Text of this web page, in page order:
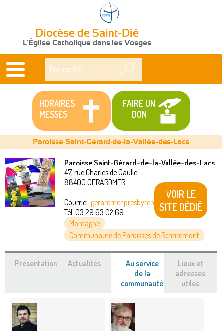
Diocèse de Saint-Dié
L'Église Catholique dans les Vosges
HORAIRES
MESSES
FAIRE UN
DON
Vous
êtes
Paroisse Saint-Gérard-de-la-Vallée-des-Lacs
Paroisse Saint-Gérard-de-la-Vallée-des-Lacs
47, rue Charles de Gaulle
88400 GERARDMER
Courriel: gerardmer.presbytere@akeonet.com
Tél: 03 29 63 02 69
Montagne
Communauté de Paroisses de Remiremont
VOIR LE
SITE DÉDIÉ
Présentation Actualités
Au service
de la
communauté (onglet
Lieux et
adresses
utiles